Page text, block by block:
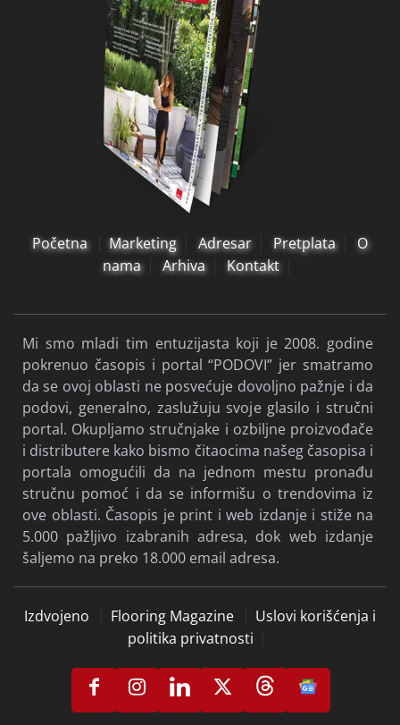
Početna Marketing Adresar Pretplata
O
nama
Arhiva Kontakt
Mi smo mladi tim entuzijasta koji je 2008. godine
pokrenuo časopis i portal “PODOVI” jer smatramo
da se ovoj oblasti ne posvećuje dovoljno pažnje i da
podovi, generalno, zaslužuju svoje glasilo i stručni
portal. Okupljamo stručnjake i ozbiljne proizvođače
i distributere kako bismo čitaocima našeg časopisa i
portala omogućili da na jednom mestu pronađu
stručnu pomoć i da se informišu o trendovima iz
ove oblasti. Časopis je print i web izdanje i stiže na
5.000 pažljivo izabranih adresa, dok web izdanje
šaljemo na preko 18.000 email adresa.
Izdvojeno Flooring Magazine
Uslovi korišćenja i
politika privatnosti